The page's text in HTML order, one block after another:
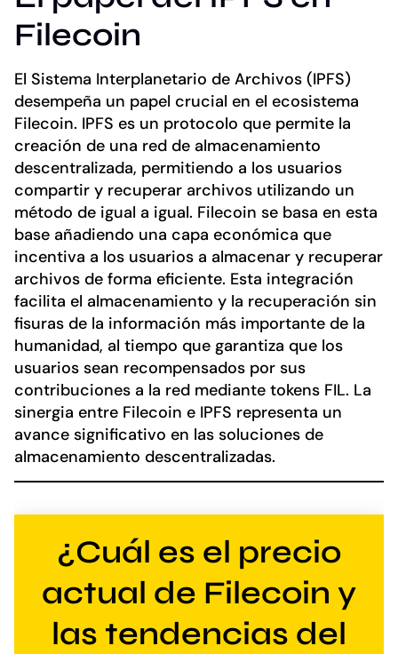
Filecoin
El Sistema Interplanetario de Archivos (IPFS)
desempeña un papel crucial en el ecosistema
Filecoin. IPFS es un protocolo que permite la
creación de una red de almacenamiento
descentralizada, permitiendo a los usuarios
compartir y recuperar archivos utilizando un
método de igual a igual. Filecoin se basa en esta
base añadiendo una capa económica que
incentiva a los usuarios a almacenar y recuperar
archivos de forma eficiente. Esta integración
facilita el almacenamiento y la recuperación sin
fisuras de la información más importante de la
humanidad, al tiempo que garantiza que los
usuarios sean recompensados por sus
contribuciones a la red mediante tokens FIL. La
sinergia entre Filecoin e IPFS representa un
avance significativo en las soluciones de
almacenamiento descentralizadas.
¿Cuál es el precio
actual de Filecoin y
las tendencias del